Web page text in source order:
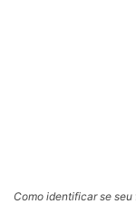
Como identificar se